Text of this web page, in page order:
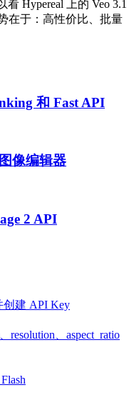
Hypereal 上的 Veo 3.1
在于：高性价比、批量
和 Fast API
像编辑器
2 API
创建 API Key
、aspect_ratio